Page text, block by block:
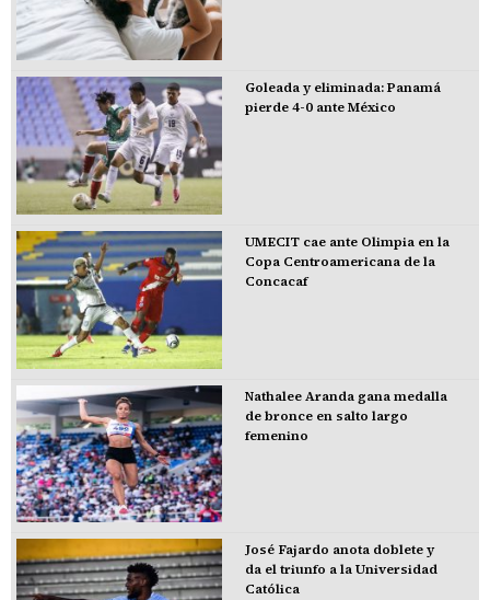
Goleada y eliminada: Panamá
pierde 4-0 ante México
UMECIT cae ante Olimpia en la
Copa Centroamericana de la
Concacaf
Nathalee Aranda gana medalla
de bronce en salto largo
femenino
José Fajardo anota doblete y
da el triunfo a la Universidad
Católica